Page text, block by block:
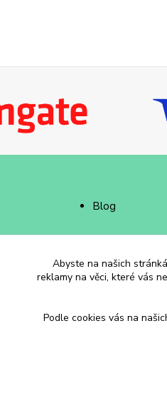
Blog
Abyste na našich
reklamy na věci, které vás
Podle cookies vás na